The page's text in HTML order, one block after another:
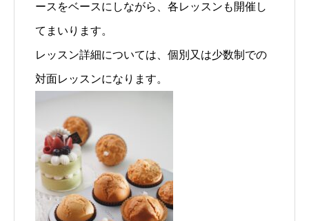
ースをベースにしながら、各レッスンも開催し
てまいります。
レッスン詳細については、個別又は少数制での
対面レッスンになります。